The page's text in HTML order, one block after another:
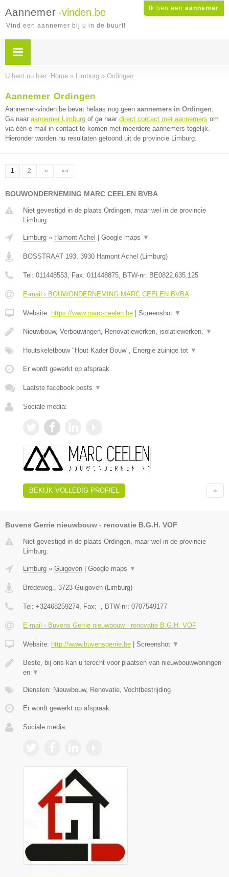
Ik ben een aannemer
Aannemer -vinden.be
Vind een aannemer bij u in de buurt!
U bent nu hier: Home » Limburg » Ordingen
Aannemer Ordingen
Aannemer-vinden.be bevat helaas nog geen aannemers in Ordingen.
Ga naar aannemer Limburg of ga naar direct contact met aannemers om
via één e-mail in contact te komen met meerdere aannemers tegelijk.
Hieronder worden nu resultaten getoond uit de provincie Limburg.
1 2 » »»
BOUWONDERNEMING MARC CEELEN BVBA
Niet gevestigd in de plaats Ordingen, maar wel in de provincie
Limburg.
Limburg » Hamont Achel Google maps ▼
BOSSTRAAT 193, 3930 Hamont Achel (Limburg)
Tel: 011448553, Fax: 011448875, BTW-nr: BE0822.635.125
E-mail › BOUWONDERNEMING MARC CEELEN BVBA
Website: https://www.marc-ceelen.be Screenshot ▼
Nieuwbouw, Verbouwingen, Renovatiewerken, isolatiewerken. ▼
Houtskeletbouw "Hout Kader Bouw", Energie zuinige tot ▼
Er wordt gewerkt op afspraak.
Laatste facebook posts ▼
Sociale media:
BEKIJK VOLLEDIG PROFIEL
Buvens Gerrie nieuwbouw - renovatie B.G.H. VOF
Niet gevestigd in de plaats Ordingen, maar wel in de provincie
Limburg.
Limburg » Guigoven | Google maps ▼
Bredeweg, 3723 Guigoven (Limburg)
Tel: +32468259274 , Fax: - , BTW-nr: 0707549177
E-mail › Buvens Gerrie nieuwbouw - renovatie B.G.H. VOF
Website: http://www.buvensgerrie.be | Screenshot ▼
Beste, bij ons kan u terecht voor plaatsen van nieuwbouwwoningen
en ▼
Diensten: Nieuwbouw, Renovatie, Vochtbestrijding
Er wordt gewerkt op afspraak.
Sociale media: